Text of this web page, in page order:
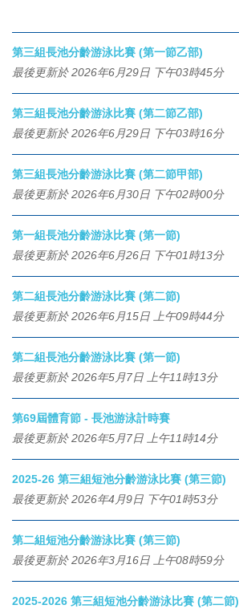
第三組長池分齡游泳比賽 (第一節乙部)
最後更新於 2026年6月29日 下午03時45分
第三組長池分齡游泳比賽 (第二節乙部)
最後更新於 2026年6月29日 下午03時16分
第三組長池分齡游泳比賽 (第二節甲部)
最後更新於 2026年6月30日 下午02時00分
第一組長池分齡游泳比賽 (第一節)
最後更新於 2026年6月26日 下午01時13分
第二組長池分齡游泳比賽 (第二節)
最後更新於 2026年6月15日 上午09時44分
第二組長池分齡游泳比賽 (第一節)
最後更新於 2026年5月7日 上午11時13分
第69屆體育節 - 長池游泳計時賽
最後更新於 2026年5月7日 上午11時14分
2025-26 第三組短池分齡游泳比賽 (第三節)
最後更新於 2026年4月9日 下午01時53分
第二組短池分齡游泳比賽 (第三節)
最後更新於 2026年3月16日 上午08時59分
2025-2026 第三組短池分齡游泳比賽 (第二節)